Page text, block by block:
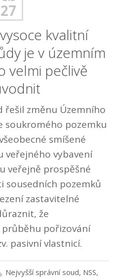
27
kvalitní
je v územním
velmi pečlivě
řešil změnu Územního
soukromého pozemku
smíšené
veřejného vybavení
veřejně prospěšné
sousedních pozemků
zastavitelné
že
pořizování
pasivní vlastnicí.
Nejvyšší správní soud, NSS,